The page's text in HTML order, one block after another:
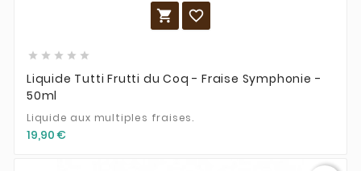
 
    
Liquide Tutti Frutti du Coq - Fraise Symphonie -
50ml
Liquide aux multiples fraises.
19,90 €